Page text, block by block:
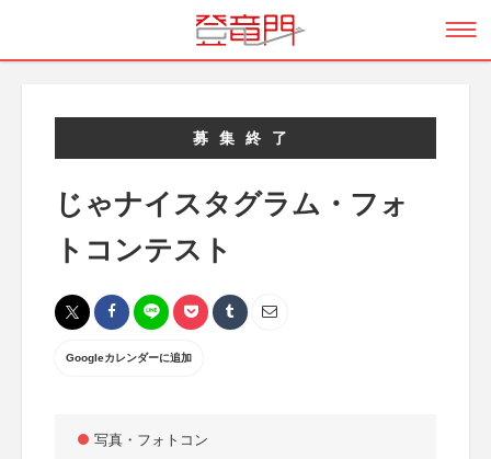
募集終了
じゃナイスタグラム・フォ
トコンテスト
Googleカレンダーに追加
写真・フォトコン